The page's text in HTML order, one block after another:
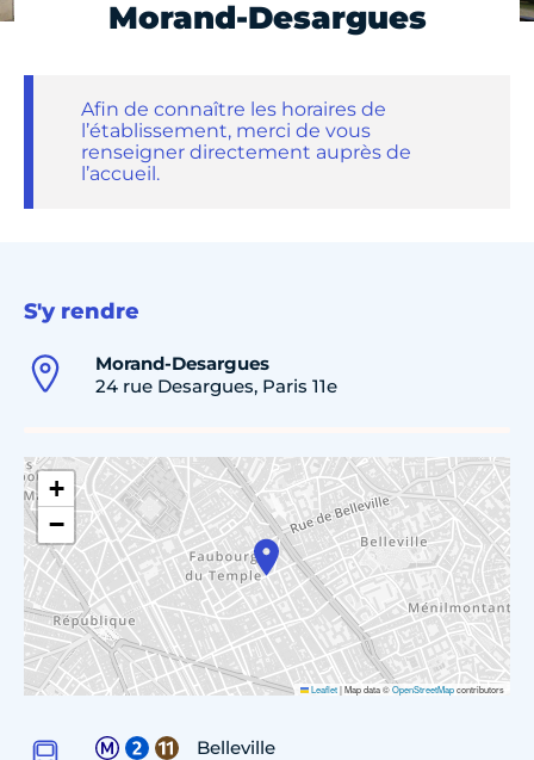
Morand-Desargues
Afin de connaître les horaires de
l’établissement, merci de vous
renseigner directement auprès de
l’accueil.
S'y rendre
Morand-Desargues
24 rue Desargues, Paris 11e
+
−
Leaflet|Map data ©OpenStreetMapcontributors
Belleville